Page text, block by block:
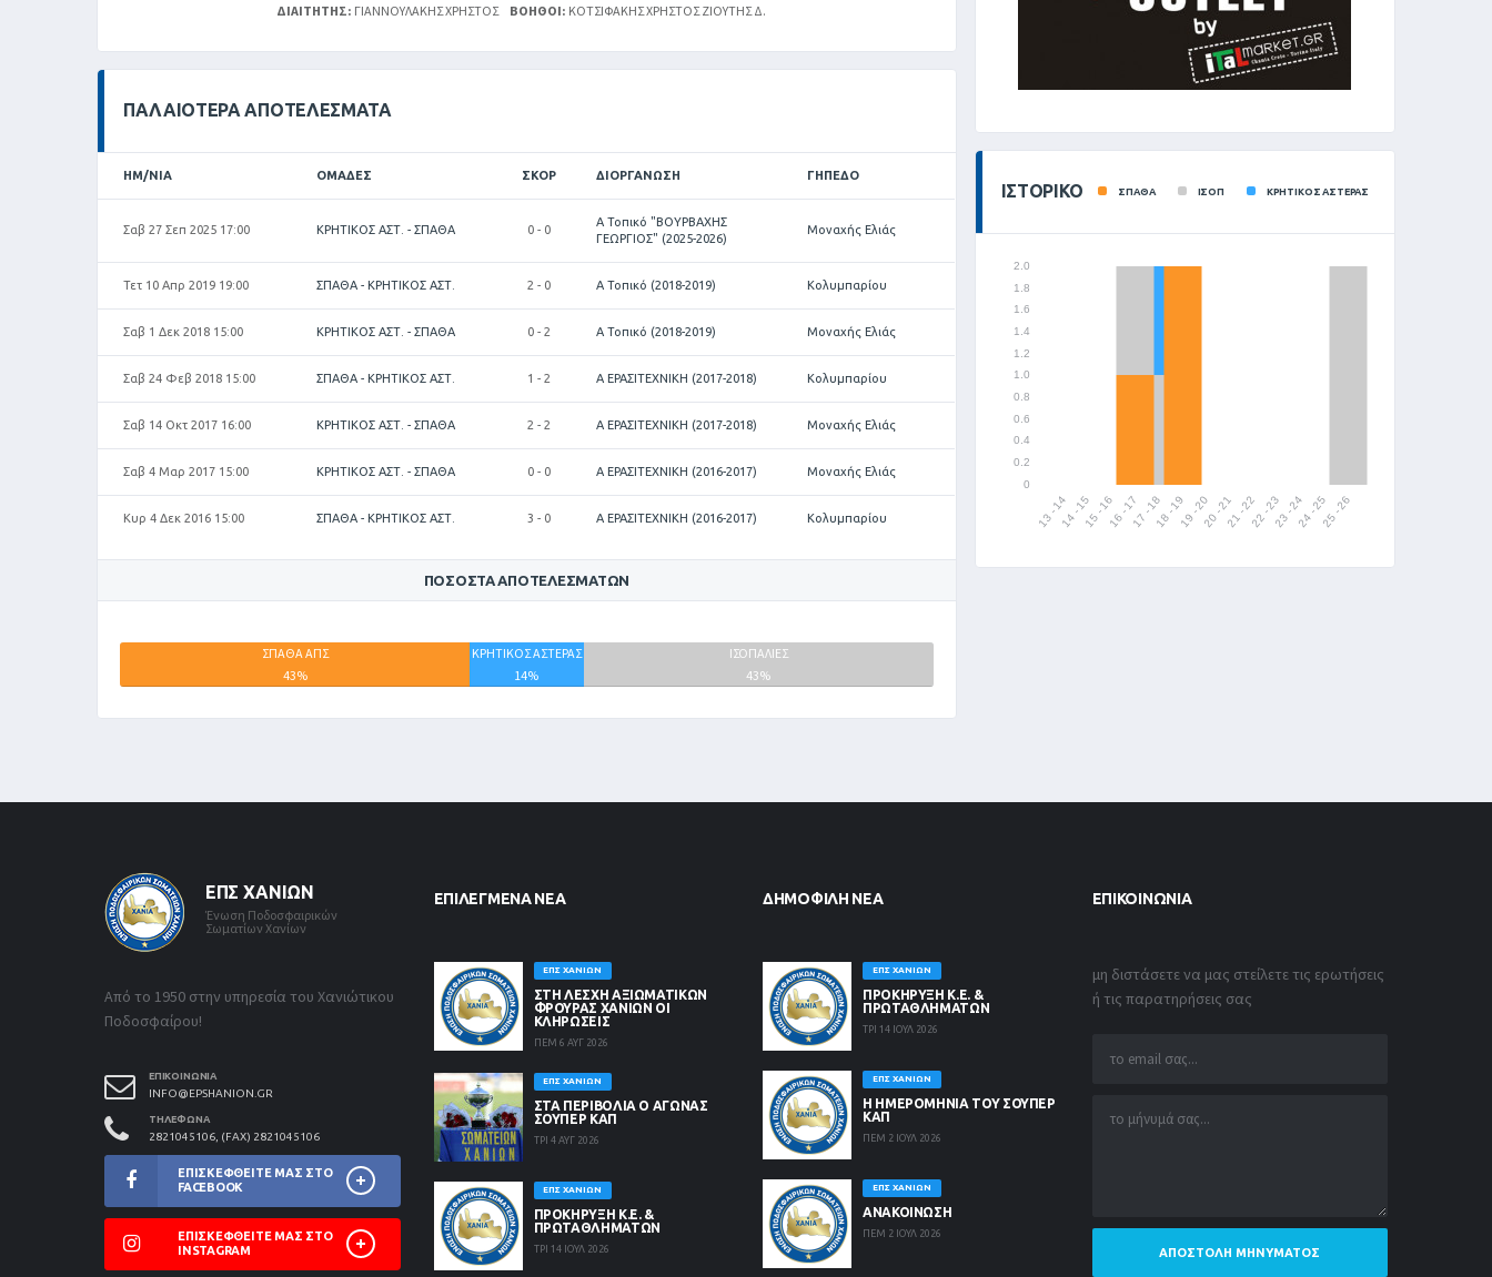
ΔΙΑΙΤΗΤΉΣ: ΓΙΑΝΝΟΥΛΆΚΗΣ ΧΡΉΣΤΟΣ ΒΟΗΘΟΊ: ΚΟΤΣΙΦΆΚΗΣ ΧΡΉΣΤΟΣ ΖΙΟΥΤΗΣ Δ.
ΠΑΛΑΙΌΤΕΡΑ ΑΠΟΤΕΛΈΣΜΑΤΑ
ΗΜ/ΝΊΑ ΟΜΆΔΕΣ ΣΚΟΡ ΔΙΟΡΓΆΝΩΣΗ ΓΉΠΕΔΟ
Σαβ 27 Σεπ 2025 17:00 ΚΡΗΤΙΚΟΣ ΑΣΤ. - ΣΠΑΘΑ 0 - 0
Α Τοπικό "ΒΟΥΡΒΑΧΗΣ
ΓΕΩΡΓΙΟΣ" (2025-2026)
Μοναχής Ελιάς
Τετ 10 Απρ 2019 19:00 ΣΠΑΘΑ - ΚΡΗΤΙΚΟΣ ΑΣΤ. 2 - 0 Α Τοπικό (2018-2019) Κολυμπαρίου
Σαβ 1 Δεκ 2018 15:00 ΚΡΗΤΙΚΟΣ ΑΣΤ. - ΣΠΑΘΑ 0 - 2 Α Τοπικό (2018-2019) Μοναχής Ελιάς
Σαβ 24 Φεβ 2018 15:00 ΣΠΑΘΑ - ΚΡΗΤΙΚΟΣ ΑΣΤ. 1 - 2 Α ΕΡΑΣΙΤΕΧΝΙΚΗ (2017-2018) Κολυμπαρίου
Σαβ 14 Οκτ 2017 16:00 ΚΡΗΤΙΚΟΣ ΑΣΤ. - ΣΠΑΘΑ 2 - 2 Α ΕΡΑΣΙΤΕΧΝΙΚΗ (2017-2018) Μοναχής Ελιάς
Σαβ 4 Μαρ 2017 15:00 ΚΡΗΤΙΚΟΣ ΑΣΤ. - ΣΠΑΘΑ 0 - 0 Α ΕΡΑΣΙΤΕΧΝΙΚΗ (2016-2017) Μοναχής Ελιάς
Κυρ 4 Δεκ 2016 15:00 ΣΠΑΘΑ - ΚΡΗΤΙΚΟΣ ΑΣΤ. 3 - 0 Α ΕΡΑΣΙΤΕΧΝΙΚΗ (2016-2017) Κολυμπαρίου
ΠΟΣΟΣΤΆ ΑΠΟΤΕΛΕΣΜΆΤΩΝ
ΣΠΑΘΑ ΑΠΣ
43%
ΚΡΗΤΙΚΟΣ ΑΣΤΕΡΑΣ
14%
ΙΣΟΠΑΛΙΕΣ
43%
ΙΣΤΟΡΙΚΌ ΣΠΑΘΑ ΙΣΟΠ ΚΡΗΤΙΚΟΣ ΑΣΤΕΡΑΣ
ΕΠΣ ΧΑΝΊΩΝ
Ένωση Ποδοσφαιρικών
Σωματίων Χανίων
Από το 1950 στην υπηρεσία του Χανιώτικου
Ποδοσφαίρου!
ΕΠΙΚΟΙΝΩΝΊΑ
INFO@EPSHANION.GR
ΤΗΛΈΦΩΝΑ
2821045106, (FAX) 2821045106
ΕΠΙΣΚΕΦΘΕΊΤΕ ΜΑΣ ΣΤΟ
FACEBOOK
ΕΠΙΣΚΕΦΘΕΊΤΕ ΜΑΣ ΣΤΟ
INSTAGRAM
ΕΠΙΛΕΓΜΈΝΑ ΝΈΑ
ΕΠΣ ΧΑΝΊΩΝ
ΣΤΗ ΛΈΣΧΗ ΑΞΙΩΜΑΤΙΚΏΝ
ΦΡΟΥΡΆΣ ΧΑΝΊΩΝ ΟΙ
ΚΛΗΡΏΣΕΙΣ
ΠΕΜ 6 ΑΥΓ 2026
ΕΠΣ ΧΑΝΊΩΝ
ΣΤΑ ΠΕΡΙΒΟΛΙΑ Ο ΑΓΩΝΑΣ
ΣΟΥΠΕΡ ΚΑΠ
ΤΡΙ 4 ΑΥΓ 2026
ΕΠΣ ΧΑΝΊΩΝ
ΠΡΟΚΗΡΥΞΗ Κ.Ε. &
ΠΡΩΤΑΘΛΗΜΑΤΩΝ
ΤΡΙ 14 ΙΟΥΛ 2026
ΔΗΜΟΦΙΛΉ ΝΈΑ
ΕΠΣ ΧΑΝΊΩΝ
ΠΡΟΚΗΡΥΞΗ Κ.Ε. &
ΠΡΩΤΑΘΛΗΜΑΤΩΝ
ΤΡΙ 14 ΙΟΥΛ 2026
ΕΠΣ ΧΑΝΊΩΝ
Η ΗΜΕΡΟΜΗΝΙΑ ΤΟΥ ΣΟΥΠΕΡ
ΚΑΠ
ΠΕΜ 2 ΙΟΥΛ 2026
ΕΠΣ ΧΑΝΊΩΝ
ΑΝΑΚΟΙΝΩΣΗ
ΠΕΜ 2 ΙΟΥΛ 2026
ΕΠΙΚΟΙΝΩΝΊΑ
μη διστάσετε να μας στείλετε τις ερωτήσεις
ή τις παρατηρήσεις σας
ΑΠΟΣΤΟΛΉ ΜΗΝΎΜΑΤΟΣ